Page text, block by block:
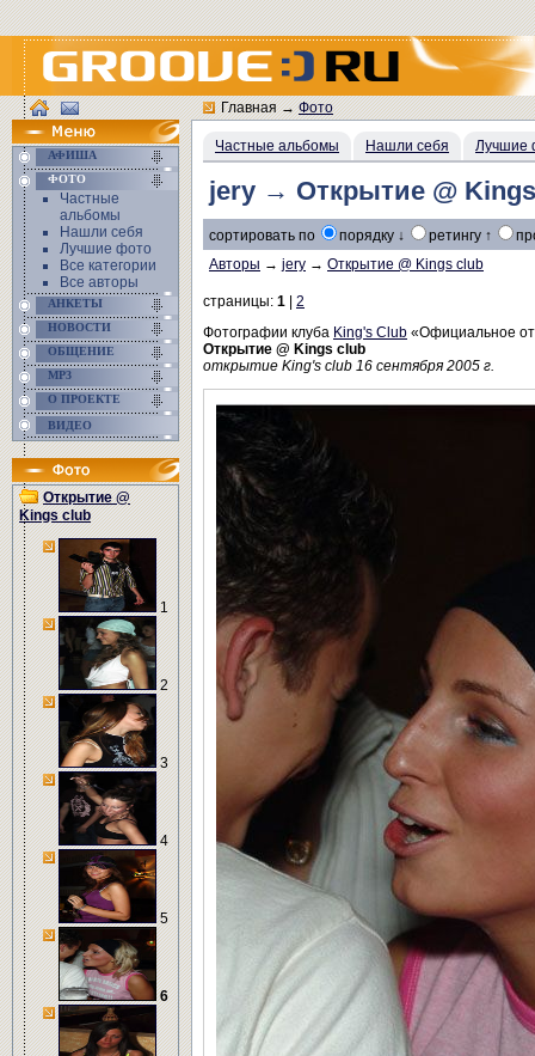
АФИША
ФОТО
Частные
альбомы
Нашли себя
Лучшие фото
Все категории
Все авторы
АНКЕТЫ
НОВОСТИ
ОБЩЕНИЕ
MP3
О ПРОЕКТЕ
ВИДЕО
Открытие @
Kings club
1
2
3
4
5
6
Главная→Фото
Частные альбомы Нашли себя Лучшие
jery → Открытие @
сортировать по порядку ↓ ретингу ↑
Авторы → jery → Открытие @ Kings club
страницы: 1
2
Фотографии клуба King's Club «Официальное
Открытие @ Kings club
открытие King's club 16 сентября 2005 г.